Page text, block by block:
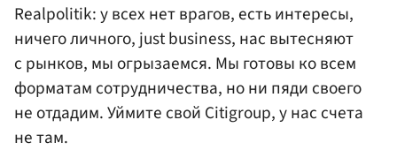
Realpolitik: у всех нет врагов, есть интересы,
ничего личного, just business, нас вытесняют
с рынков, мы огрызаемся. Мы готовы ко всем
форматам сотрудничества, но ни пяди своего
не отдадим. Уймите свой Citigroup, у нас счета
не там.